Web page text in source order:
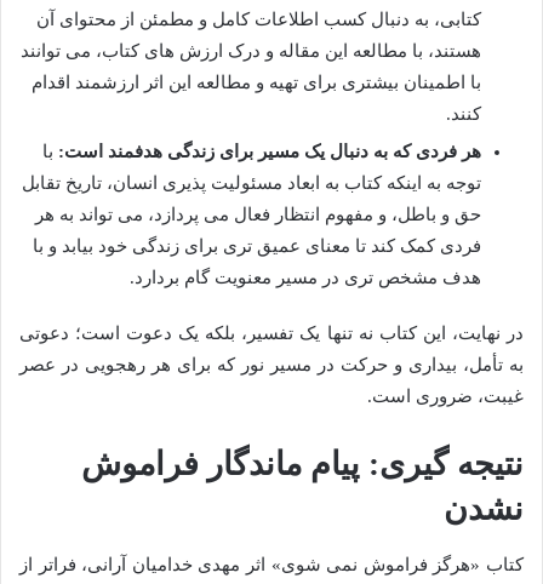
کتابی، به دنبال کسب اطلاعات کامل و مطمئن از محتوای آن
هستند، با مطالعه این مقاله و درک ارزش های کتاب، می توانند
با اطمینان بیشتری برای تهیه و مطالعه این اثر ارزشمند اقدام
کنند.
هر فردی که به دنبال یک مسیر برای زندگی هدفمند است: با
توجه به اینکه کتاب به ابعاد مسئولیت پذیری انسان، تاریخ تقابل
حق و باطل، و مفهوم انتظار فعال می پردازد، می تواند به هر
فردی کمک کند تا معنای عمیق تری برای زندگی خود بیابد و با
هدف مشخص تری در مسیر معنویت گام بردارد.
در نهایت، این کتاب نه تنها یک تفسیر، بلکه یک دعوت است؛ دعوتی
به تأمل، بیداری و حرکت در مسیر نور که برای هر رهجویی در عصر
غیبت، ضروری است.
نتیجه گیری: پیام ماندگار فراموش
نشدن
کتاب «هرگز فراموش نمی شوی» اثر مهدی خدامیان آرانی، فراتر از